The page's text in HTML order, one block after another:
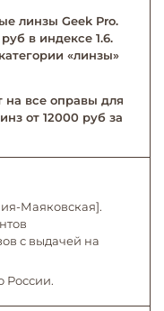
линзы Geek Pro.
в индексе 1.6.
«линзы»
на все оправы для
от 12000 руб за
Маяковская].
с выдачей на
России.